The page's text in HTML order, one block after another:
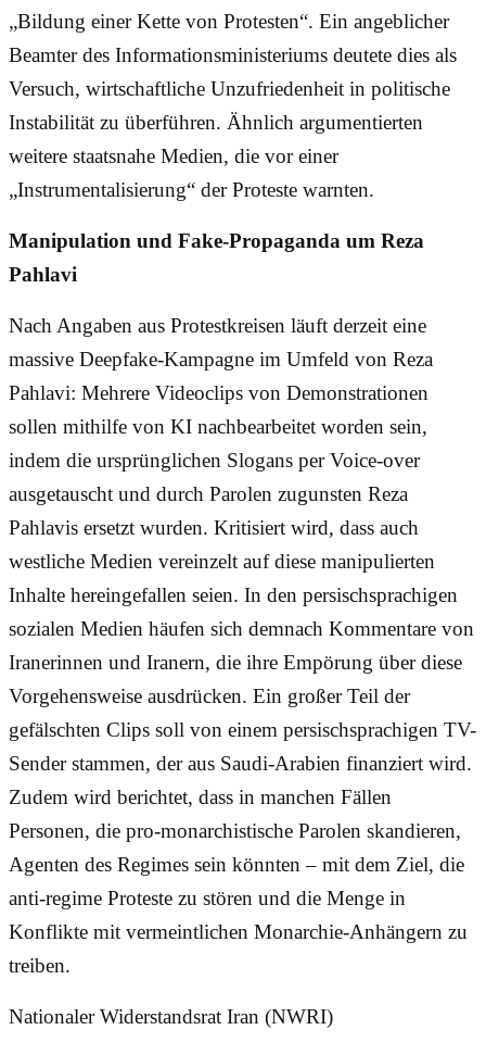
„Bildung einer Kette von Protesten“. Ein angeblicher
Beamter des Informationsministeriums deutete dies als
Versuch, wirtschaftliche Unzufriedenheit in politische
Instabilität zu überführen. Ähnlich argumentierten
weitere staatsnahe Medien, die vor einer
„Instrumentalisierung“ der Proteste warnten.
Manipulation und Fake-Propaganda um Reza
Pahlavi
Nach Angaben aus Protestkreisen läuft derzeit eine
massive Deepfake-Kampagne im Umfeld von Reza
Pahlavi: Mehrere Videoclips von Demonstrationen
sollen mithilfe von KI nachbearbeitet worden sein,
indem die ursprünglichen Slogans per Voice-over
ausgetauscht und durch Parolen zugunsten Reza
Pahlavis ersetzt wurden. Kritisiert wird, dass auch
westliche Medien vereinzelt auf diese manipulierten
Inhalte hereingefallen seien. In den persischsprachigen
sozialen Medien häufen sich demnach Kommentare von
Iranerinnen und Iranern, die ihre Empörung über diese
Vorgehensweise ausdrücken. Ein großer Teil der
gefälschten Clips soll von einem persischsprachigen TV-
Sender stammen, der aus Saudi-Arabien finanziert wird.
Zudem wird berichtet, dass in manchen Fällen
Personen, die pro-monarchistische Parolen skandieren,
Agenten des Regimes sein könnten – mit dem Ziel, die
anti-regime Proteste zu stören und die Menge in
Konflikte mit vermeintlichen Monarchie-Anhängern zu
treiben.
Nationaler Widerstandsrat Iran (NWRI)